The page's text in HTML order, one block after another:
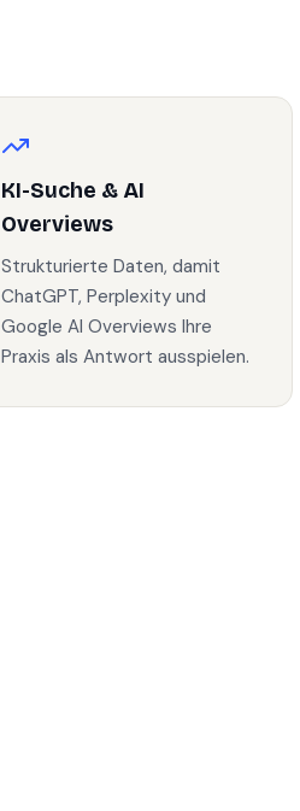
KI-Suche & AI
Overviews
Strukturierte Daten, damit
ChatGPT, Perplexity und
Google AI Overviews Ihre
Praxis als Antwort ausspielen.